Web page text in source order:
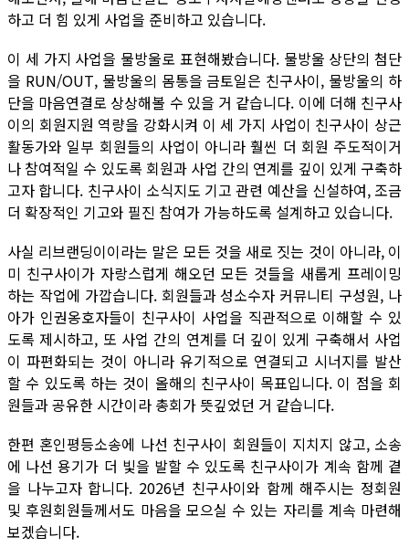
하고 더 힘 있게 사업을 준비하고 있습니다.
이 세 가지 사업을 물방울로 표현해봤습니다. 물방울 상단의 첨단
을 RUN/OUT, 물방울의 몸통을 금토일은 친구사이, 물방울의 하
단을 마음연결로 상상해볼 수 있을 거 같습니다. 이에 더해 친구사
이의 회원지원 역량을 강화시켜 이 세 가지 사업이 친구사이 상근
활동가와 일부 회원들의 사업이 아니라 훨씬 더 회원 주도적이거
나 참여적일 수 있도록 회원과 사업 간의 연계를 깊이 있게 구축하
고자 합니다. 친구사이 소식지도 기고 관련 예산을 신설하여, 조금
더 확장적인 기고와 필진 참여가 가능하도록 설계하고 있습니다.
사실 리브랜딩이이라는 말은 모든 것을 새로 짓는 것이 아니라, 이
미 친구사이가 자랑스럽게 해오던 모든 것들을 새롭게 프레이밍
하는 작업에 가깝습니다. 회원들과 성소수자 커뮤니티 구성원, 나
아가 인권옹호자들이 친구사이 사업을 직관적으로 이해할 수 있
도록 제시하고, 또 사업 간의 연계를 더 깊이 있게 구축해서 사업
이 파편화되는 것이 아니라 유기적으로 연결되고 시너지를 발산
할 수 있도록 하는 것이 올해의 친구사이 목표입니다. 이 점을 회
원들과 공유한 시간이라 총회가 뜻깊었던 거 같습니다.
한편 혼인평등소송에 나선 친구사이 회원들이 지치지 않고, 소송
에 나선 용기가 더 빛을 발할 수 있도록 친구사이가 계속 함께 곁
을 나누고자 합니다. 2026년 친구사이와 함께 해주시는 정회원
및 후원회원들께서도 마음을 모으실 수 있는 자리를 계속 마련해
보겠습니다.